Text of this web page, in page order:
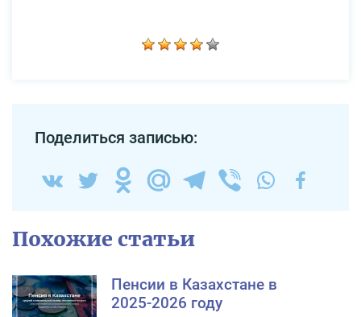
Поделиться записью:
Похожие статьи
Пенсии в Казахстане в
2025-2026 году